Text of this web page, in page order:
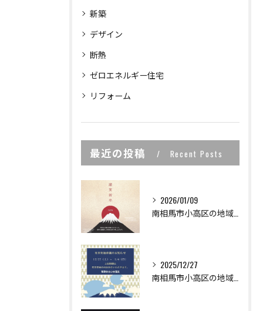
新築
デザイン
断熱
ゼロエネルギー住宅
リフォーム
最近の投稿 Recent Posts
2026/01/09
2025/12/27